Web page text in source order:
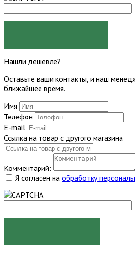
Нашли дешевле?
Оставьте ваши контакты, и наш
ближайшее время.
Имя
Телефон
E-mail
Ссылка на товар с другого магазина
Комментарий:
Я согласен на обработку